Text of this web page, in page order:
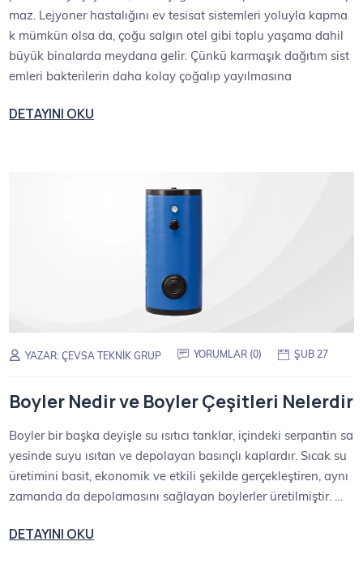
maz. Lejyoner hastalığını ev tesisat sistemleri yoluyla kapma
k mümkün olsa da, çoğu salgın otel gibi toplu yaşama dahil
büyük binalarda meydana gelir. Çünkü karmaşık dağıtım sist
emleri bakterilerin daha kolay çoğalıp yayılmasına
DETAYINI OKU
YAZAR:ÇEVSA TEKNIK GRUP YORUMLAR (0) ŞUB 27
Boyler Nedir ve Boyler Çeşitleri Nelerdir
Boyler bir başka deyişle su ısıtıcı tanklar, içindeki serpantin sa
yesinde suyu ısıtan ve depolayan basınçlı kaplardır. Sıcak su
üretimini basit, ekonomik ve etkili şekilde gerçekleştiren, aynı
zamanda da depolamasını sağlayan boylerler üretilmiştir. …
DETAYINI OKU